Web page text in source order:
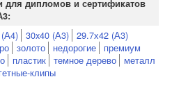
для дипломов и сертификатов
30x40 (А3) 29.7х42 (А3)
золото недорогие
премиум
пластик темное дерево
металл
клипы